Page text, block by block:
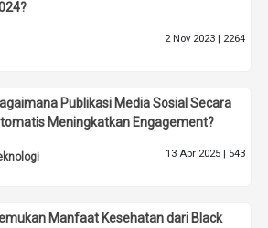
2 Nov 2023 | 2264
Publikasi Media Sosial Secara
Meningkatkan Engagement?
13 Apr 2025 | 543
Manfaat Kesehatan dari Black